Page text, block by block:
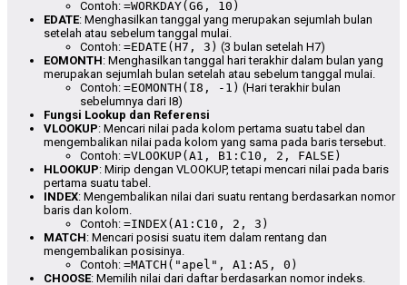
Contoh: =WORKDAY(G6, 10)
EDATE: Menghasilkan tanggal yang merupakan sejumlah bulan
setelah atau sebelum tanggal mulai.
Contoh: =EDATE(H7, 3) (3 bulan setelah H7)
EOMONTH: Menghasilkan tanggal hari terakhir dalam bulan yang
merupakan sejumlah bulan setelah atau sebelum tanggal mulai.
Contoh: =EOMONTH(I8, -1) (Hari terakhir bulan
sebelumnya dari I8)
Fungsi Lookup dan Referensi
VLOOKUP: Mencari nilai pada kolom pertama suatu tabel dan
mengembalikan nilai pada kolom yang sama pada baris tersebut.
Contoh: =VLOOKUP(A1, B1:C10, 2, FALSE)
HLOOKUP: Mirip dengan VLOOKUP, tetapi mencari nilai pada baris
pertama suatu tabel.
INDEX: Mengembalikan nilai dari suatu rentang berdasarkan nomor
baris dan kolom.
Contoh: =INDEX(A1:C10, 2, 3)
MATCH: Mencari posisi suatu item dalam rentang dan
mengembalikan posisinya.
Contoh: =MATCH("apel", A1:A5, 0)
CHOOSE: Memilih nilai dari daftar berdasarkan nomor indeks.